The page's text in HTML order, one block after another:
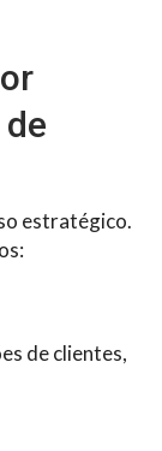
estratégico.
de clientes,